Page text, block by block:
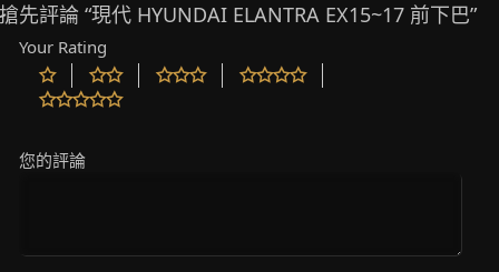
先評論 “現代 HYUNDAI ELANTRA EX15~17 前下巴”
Your Rating
您的評論